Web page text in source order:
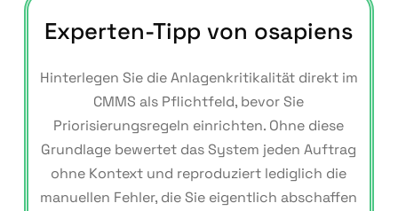
Experten-Tipp von osapiens
Hinterlegen Sie die Anlagenkritikalität direkt im
CMMS als Pflichtfeld, bevor Sie
Priorisierungsregeln einrichten. Ohne diese
Grundlage bewertet das System jeden Auftrag
ohne Kontext und reproduziert lediglich die
manuellen Fehler, die Sie eigentlich abschaffen